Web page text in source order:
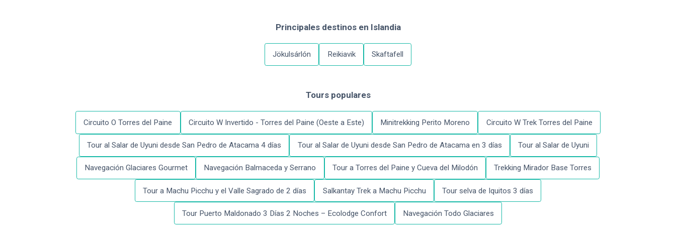
Principales destinos en Islandia
Jökulsárlón Reikiavik Skaftafell
Tours populares
Circuito O Torres del Paine Circuito W Invertido - Torres del Paine (Oeste a Este) Minitrekking Perito Moreno Circuito W Trek Torres del Paine
Tour al Salar de Uyuni desde San Pedro de Atacama 4 días Tour al Salar de Uyuni desde San Pedro de Atacama en 3 días Tour al Salar de Uyuni
Navegación Glaciares Gourmet Navegación Balmaceda y Serrano Tour a Torres del Paine y Cueva del Milodón Trekking Mirador Base Torres
Tour a Machu Picchu y el Valle Sagrado de 2 días Salkantay Trek a Machu Picchu Tour selva de Iquitos 3 días
Tour Puerto Maldonado 3 Días 2 Noches – Ecolodge Confort Navegación Todo Glaciares